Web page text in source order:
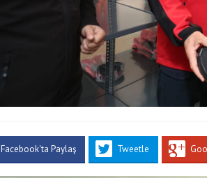
Facebook'ta Paylaş Tweetle